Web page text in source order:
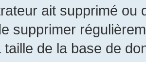
ait supprimé
supprimer
taille de la base de